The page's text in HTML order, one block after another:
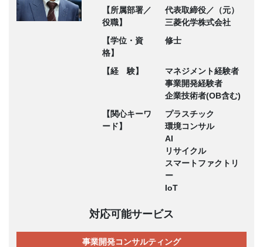
【所属部署／
役職】
代表取締役／（元）
三菱化学株式会社
【学位・資
格】
修士
【経 験】
マネジメント経験者
事業開発経験者
企業技術者(OB含む)
【関心キーワ
ード】
プラスチック
環境コンサル
AI
リサイクル
スマートファクトリ
ー
IoT
対応可能サービス
事業開発コンサルティング